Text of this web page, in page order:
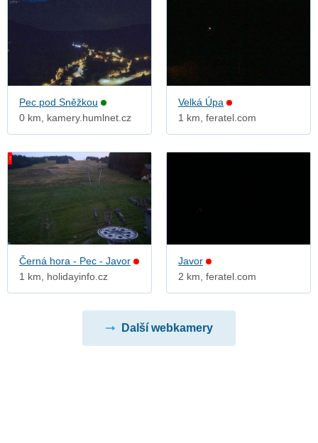
Pec pod Sněžkou
0 km, kamery.humlnet.cz
Velká Úpa
1 km, feratel.com
Černá hora - Pec - Javor
1 km, holidayinfo.cz
Javor
2 km, feratel.com
Další webkamery